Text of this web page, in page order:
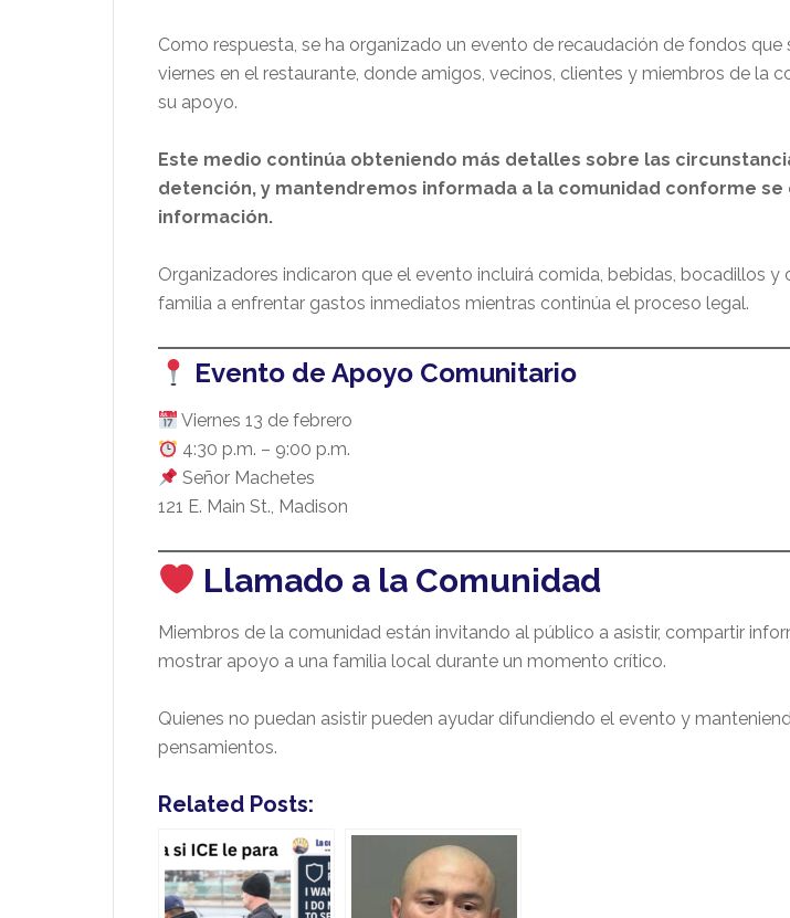
Como respuesta, se ha organizado un evento de recaudación de fondos que
viernes en el restaurante, donde amigos, vecinos, clientes y miembros de la
su apoyo.
Este medio continúa obteniendo más detalles sobre las
detención, y mantendremos informada a la comunidad conforme se
información.
Organizadores indicaron que el evento incluirá comida, bebidas, bocadillos y
familia a enfrentar gastos inmediatos mientras continúa el proceso legal.
Evento de Apoyo Comunitario
Viernes 13 de febrero
4:30 p.m. – 9:00 p.m.
Señor Machetes
121 E. Main St., Madison
Llamado a la Comunidad
Miembros de la comunidad están invitando al público a asistir, compartir
mostrar apoyo a una familia local durante un momento crítico.
Quienes no puedan asistir pueden ayudar difundiendo el evento y
pensamientos.
Related Posts: